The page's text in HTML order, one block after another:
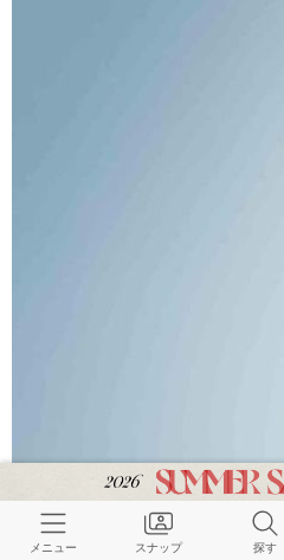
メニュー スナップ 探す